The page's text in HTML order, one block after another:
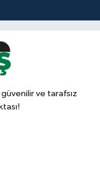
güvenilir ve tarafsız